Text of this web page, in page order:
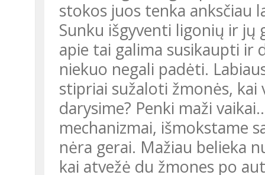
stokos juos tenka anksčiau
Sunku išgyventi ligonių ir jų
apie tai galima susikaupti ir
niekuo negali padėti.
stipriai sužaloti žmonės, kai
darysime? Penki maži
mechanizmai, išmokstame
nėra gerai. Mažiau belieka
kai atvežė du žmones po